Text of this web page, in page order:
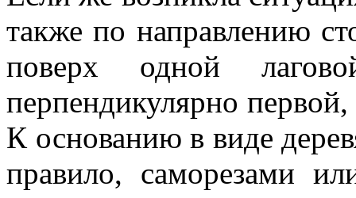
также по направлению
поверх одной
перпендикулярно
К основанию в виде
правило, саморезами